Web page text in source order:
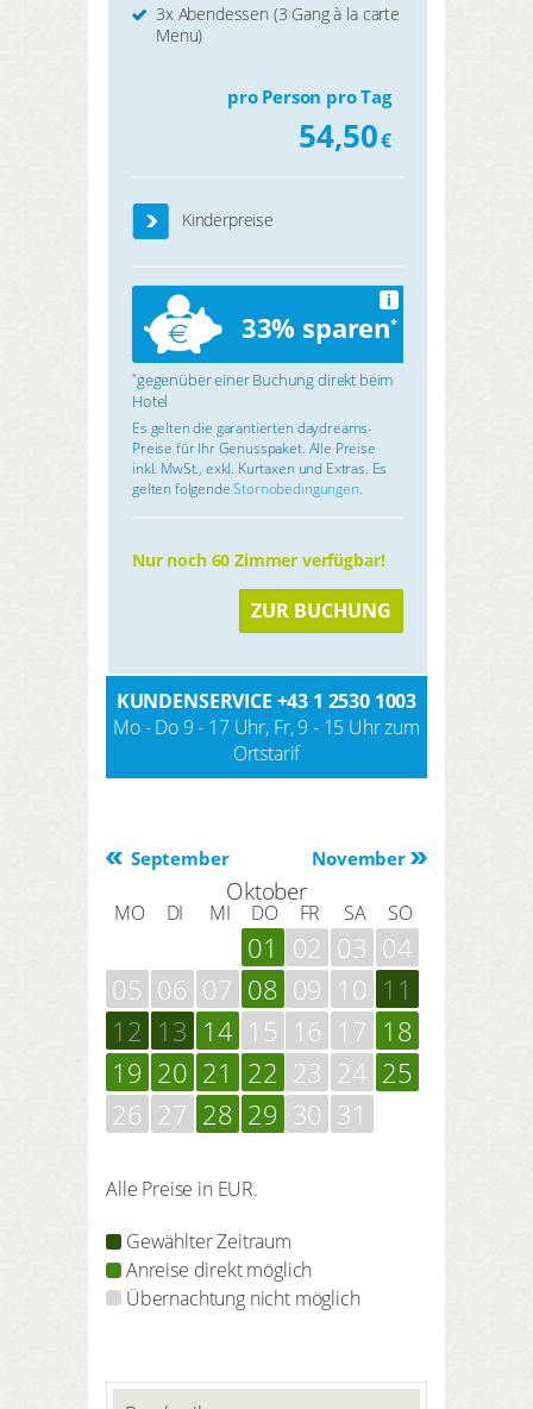
3x Abendessen (3 Gang à la carte
Menu)
pro Person pro Tag
54,50€
Kinderpreise
33% sparen*
i
*gegenüber einer Buchung direkt beim
Hotel
Es gelten die garantierten daydreams-
Preise für Ihr Genusspaket. Alle Preise
inkl. MwSt., exkl. Kurtaxen und Extras. Es
gelten folgendeStornobedingungen.
Nur noch 60 Zimmer verfügbar!
ZUR BUCHUNG
KUNDENSERVICE +43 1 2530 1003
Mo - Do 9 - 17 Uhr, Fr, 9 - 15 Uhr zum
Ortstarif
November
September
Oktober
MO DI MI DO FR SA SO
01 02 03 04
05 06 07 08 09 10 11
12 13 14 15 16 17 18
19 20 21 22 23 24 25
26 27 28 29 30 31
Alle Preise in EUR.
Gewählter Zeitraum
Anreise direkt möglich
Übernachtung nicht möglich